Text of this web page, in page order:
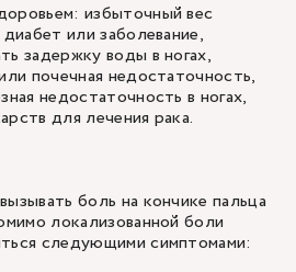
избыточный вес
или заболевание,
задержку воды в ногах,
почечная недостаточность,
недостаточность в ногах,
для лечения рака.
боль на кончике пальца
локализованной боли
следующими симптомами: